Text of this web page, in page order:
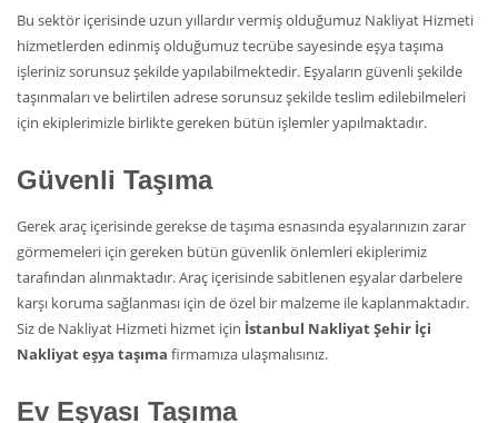
Bu sektör içerisinde uzun yıllardır vermiş olduğumuz Nakliyat Hizmeti
hizmetlerden edinmiş olduğumuz tecrübe sayesinde eşya taşıma
işleriniz sorunsuz şekilde yapılabilmektedir. Eşyaların güvenli şekilde
taşınmaları ve belirtilen adrese sorunsuz şekilde teslim edilebilmeleri
için ekiplerimizle birlikte gereken bütün işlemler yapılmaktadır.
Güvenli Taşıma
Gerek araç içerisinde gerekse de taşıma esnasında eşyalarınızın zarar
görmemeleri için gereken bütün güvenlik önlemleri ekiplerimiz
tarafından alınmaktadır. Araç içerisinde sabitlenen eşyalar darbelere
karşı koruma sağlanması için de özel bir malzeme ile kaplanmaktadır.
Siz de Nakliyat Hizmeti hizmet için İstanbul Nakliyat Şehir İçi
Nakliyat eşya taşıma firmamıza ulaşmalısınız.
Ev Eşyası Taşıma